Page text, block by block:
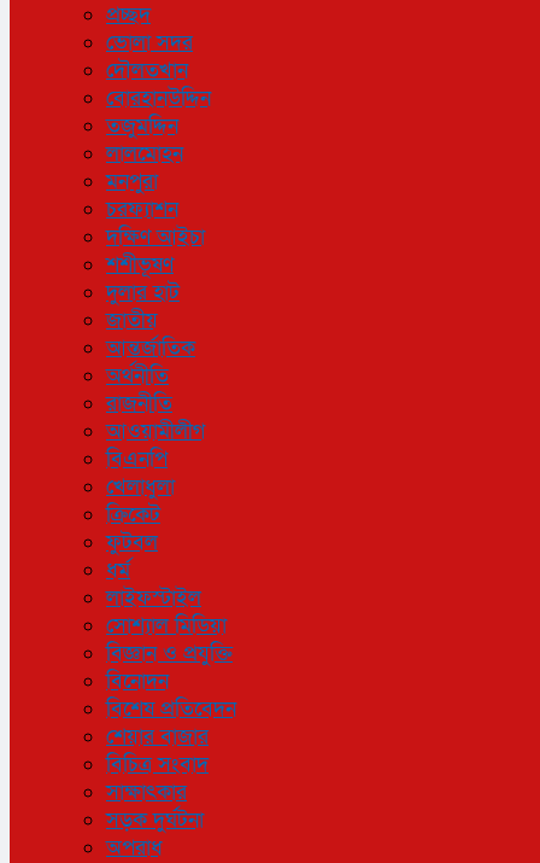
প্রচ্ছদ
ভোলা সদর
দৌলতখান
বোরহানউদ্দিন
তজুমদ্দিন
লালমোহন
মনপুরা
চরফ্যাশন
দক্ষিণ আইচা
শশীভূষণ
দুলার হাট
জাতীয়
আন্তর্জাতিক
অর্থনীতি
রাজনীতি
আওয়ামীলীগ
বিএনপি
খেলাধুলা
ক্রিকেট
ফুটবল
ধর্ম
লাইফস্টাইল
সোশ্যাল মিডিয়া
বিজ্ঞান ও প্রযুক্তি
বিনোদন
বিশেষ প্রতিবেদন
শেয়ার বাজার
বিচিত্র সংবাদ
সাক্ষাৎকার
সড়ক দুর্ঘটনা
অপরাধ